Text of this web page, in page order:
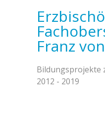
Franz
Bildungsprojekte
2012 - 2019